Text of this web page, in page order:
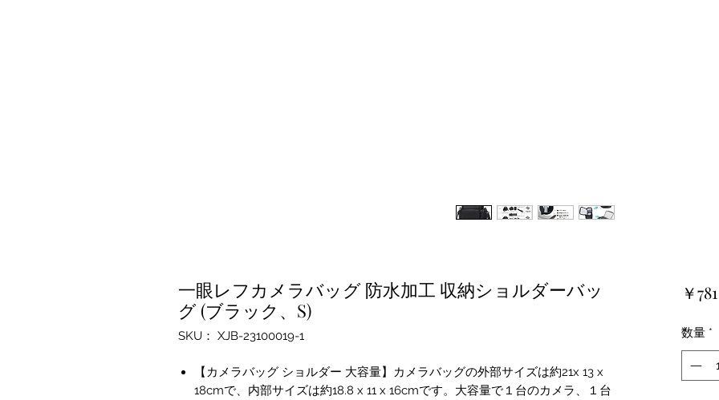
一眼レフカメラバッグ 防水加工 収納ショルダーバッ
グ (ブラック、S)
SKU： XJB-23100019-1
【カメラバッグ ショルダー 大容量】カメラバッグの外部サイズは約21x 13 x
18cmで、内部サイズは約18.8 x 11 x 16cmです。大容量で１台のカメラ、１台
￥781
数量 *